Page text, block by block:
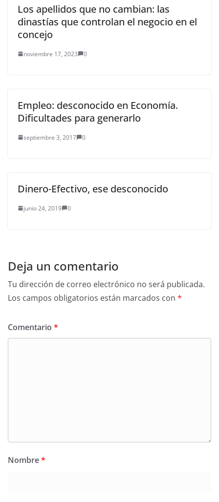
Los apellidos que no cambian: las
dinastías que controlan el negocio en el
concejo
noviembre 17, 2023 0
Empleo: desconocido en Economía.
Dificultades para generarlo
septiembre 3, 2017 0
Dinero-Efectivo, ese desconocido
junio 24, 2019 0
Deja un comentario
Tu dirección de correo electrónico no será publicada.
Los campos obligatorios están marcados con *
Comentario *
Nombre*